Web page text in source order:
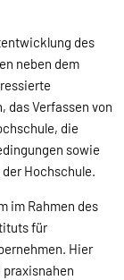
des
neben dem
Verfassen von
die
sowie
Hochschule.
im Rahmen des
für
Hier